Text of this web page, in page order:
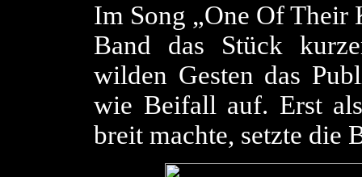
Im Song „One Of Their
Band das Stück
wilden Gesten das
wie Beifall auf. Erst
breit machte, setzte die